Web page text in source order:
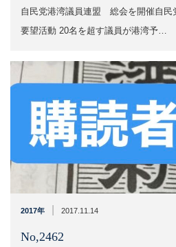
自民党港湾議員連盟 総会を開催自民
要望活動 20名を超す議員が港湾予…
2017年 2017.11.14
No,2462